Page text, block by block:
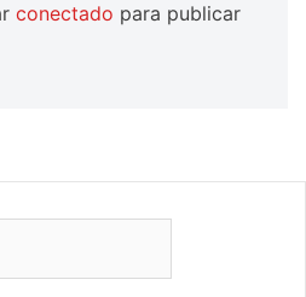
conectado para publicar